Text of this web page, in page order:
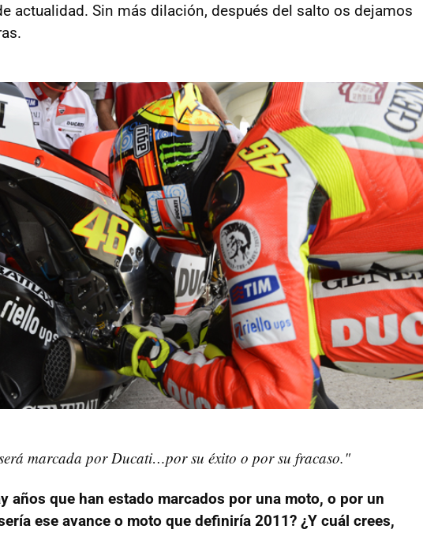
actualidad. Sin más dilación, después del salto os dejamos
marcada por Ducati…por su éxito o por su fracaso."
años que han estado marcados por una moto, o por un
ese avance o moto que definiría 2011? ¿Y cuál crees,